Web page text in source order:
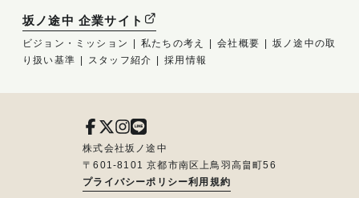
坂ノ途中 企業サイト
ビジョン・ミッション 私たちの考え 会社概要
坂ノ途中の取
り扱い基準
スタッフ紹介 採用情報
株式会社坂ノ途中
〒601-8101 京都市南区上鳥羽高畠町56
プライバシーポリシー利用規約